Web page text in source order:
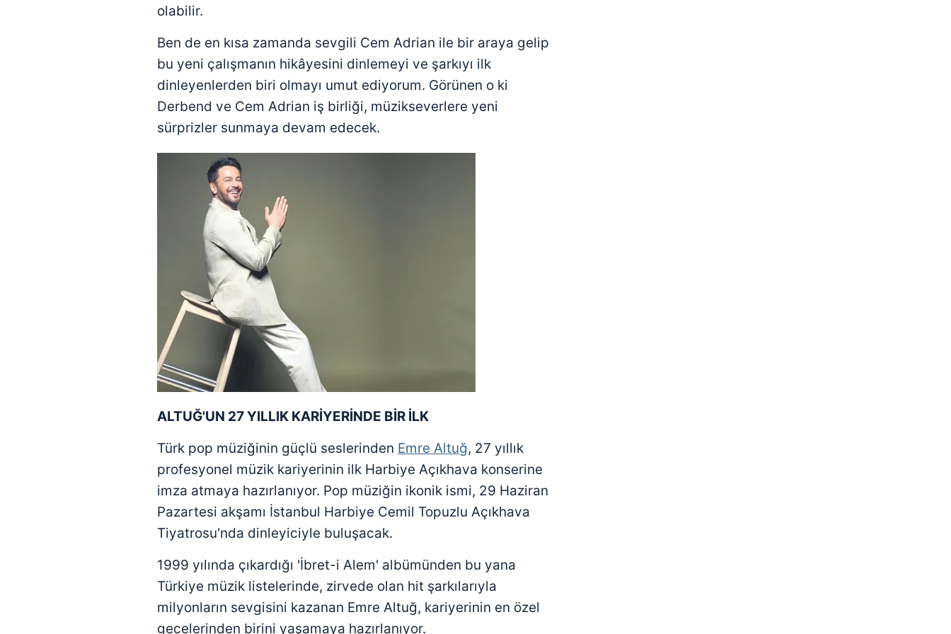
mevzuata uygun olarak kullanılan çerezlerle ilgili bilgi almak için lütfen
olabilir.
Ben de en kısa zamanda sevgili Cem Adrian ile bir araya gelip
bu yeni çalışmanın hikâyesini dinlemeyi ve şarkıyı ilk
dinleyenlerden biri olmayı umut ediyorum. Görünen o ki
Derbend ve Cem Adrian iş birliği, müzikseverlere yeni
sürprizler sunmaya devam edecek.
ALTUĞ'UN 27 YILLIK KARİYERİNDE BİR İLK
Türk pop müziğinin güçlü seslerinden Emre Altuğ, 27 yıllık
profesyonel müzik kariyerinin ilk Harbiye Açıkhava konserine
imza atmaya hazırlanıyor. Pop müziğin ikonik ismi, 29 Haziran
Pazartesi akşamı İstanbul Harbiye Cemil Topuzlu Açıkhava
Tiyatrosu'nda dinleyiciyle buluşacak.
1999 yılında çıkardığı 'İbret-i Alem' albümünden bu yana
Türkiye müzik listelerinde, zirvede olan hit şarkılarıyla
milyonların sevgisini kazanan Emre Altuğ, kariyerinin en özel
gecelerinden birini yaşamaya hazırlanıyor.